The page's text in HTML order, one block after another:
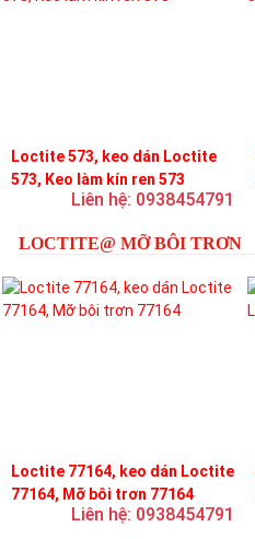
Loctite 573, keo dán Loctite
573, Keo làm kín ren 573
Liên hệ: 0938454791
LOCTITE@ MỠ BÔI TRƠN
Loctite 77164, keo dán Loctite
77164, Mỡ bôi trơn 77164
Liên hệ: 0938454791